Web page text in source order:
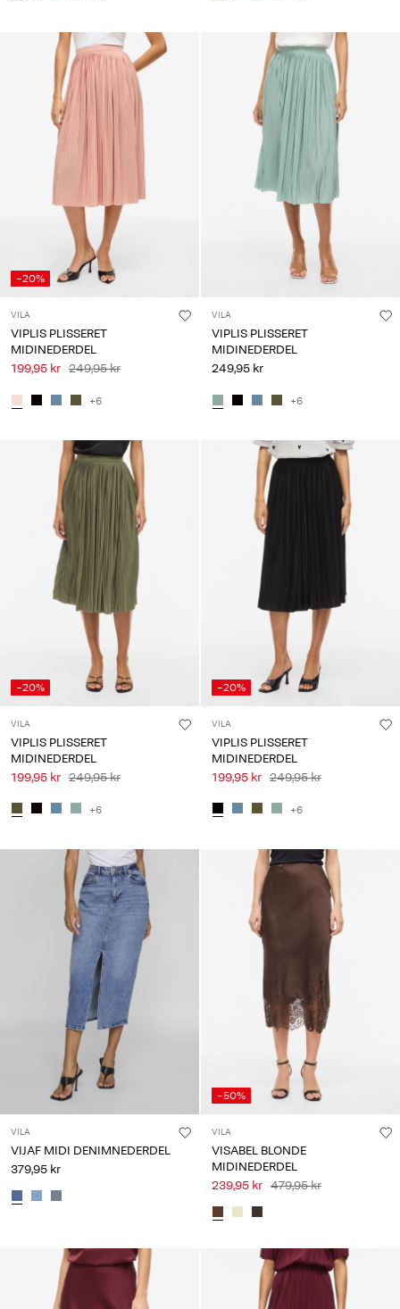
-20%
VILA
VIPLIS PLISSERET
MIDINEDERDEL
199,95 kr 249,95 kr
+6
VILA
VIPLIS PLISSERET
MIDINEDERDEL
249,95 kr
+6
-20%
VILA
VIPLIS PLISSERET
MIDINEDERDEL
199,95 kr 249,95 kr
+6
-20%
VILA
VIPLIS PLISSERET
MIDINEDERDEL
199,95 kr 249,95 kr
+6
VILA
VIJAF MIDI DENIMNEDERDEL
379,95 kr
-50%
VILA
VISABEL BLONDE
MIDINEDERDEL
239,95 kr 479,95 kr